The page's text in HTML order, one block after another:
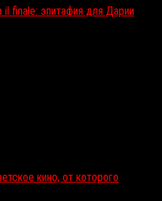
il finale: эпитафия для Дарии
кино, от которого